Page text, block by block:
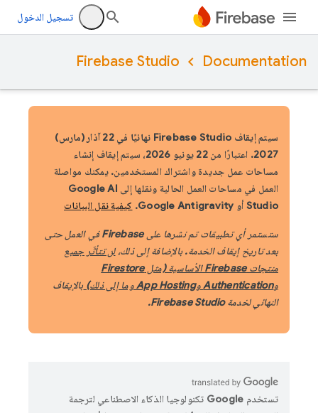
تسجيل الدخول
Documentation
Firebase Studio
سيتم إيقاف Firebase Studio نهائيًا في 22 آذار (مارس)
2027.
اعتبارًا من 22 يونيو 2026، سيتم إيقاف إنشاء
مساحات عمل جديدة واشتراك المستخدمين. يمكنك مواصلة
العمل في مساحات العمل الحالية ونقلها إلى Google AI
Studio أو Google Antigravity.
كيفية نقل البيانات
ستستمر أي تطبيقات تم نشرها على Firebase في العمل حتى
بعد تاريخ إيقاف الخدمة. بالإضافة إلى ذلك،لن تتأثّر جميع
منتجات Firebase الأساسية
(مثل Firestore
وAuthentication وApp Hosting وما إلى ذلك)
بالإيقاف
النهائي لخدمة Firebase Studio.
تستخدم Google تكنولوجيا الذكاء الاصطناعي لترجمة